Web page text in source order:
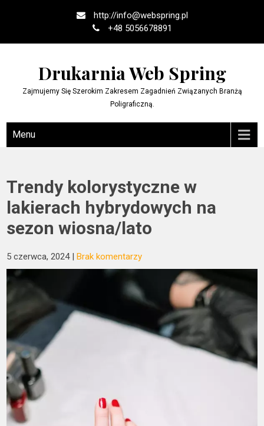
http://info@webspring.pl
+48 5056678891
Drukarnia Web Spring
Zajmujemy Się Szerokim Zakresem Zagadnień Związanych Branżą
Poligraficzną.
Menu
Trendy kolorystyczne w
lakierach hybrydowych na
sezon wiosna/lato
5 czerwca, 2024 |Brak komentarzy